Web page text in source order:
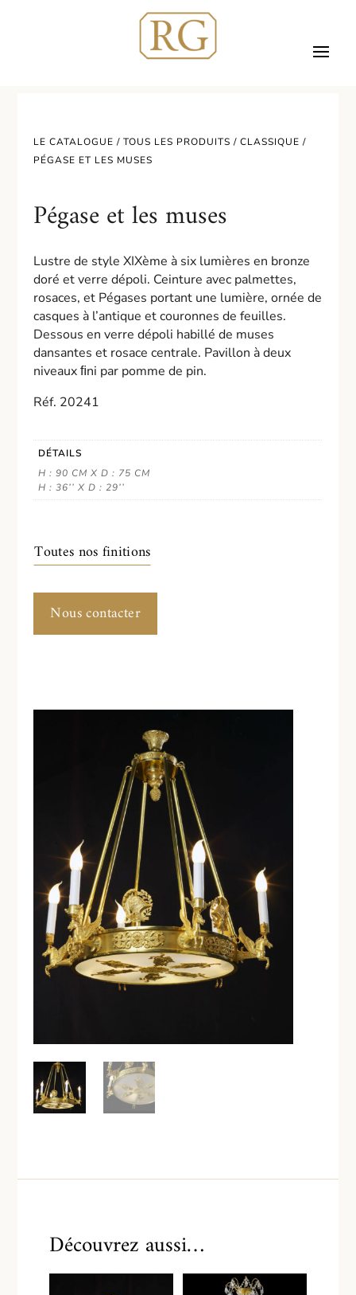
LE CATALOGUE /TOUS LES PRODUITS /CLASSIQUE /
PÉGASE ET LES MUSES
Pégase et les muses
Lustre de style XIXème à six lumières en bronze
doré et verre dépoli. Ceinture avec palmettes,
rosaces, et Pégases portant une lumière, ornée de
casques à l’antique et couronnes de feuilles.
Dessous en verre dépoli habillé de muses
dansantes et rosace centrale. Pavillon à deux
niveaux ﬁni par pomme de pin.
Réf. 20241
DÉTAILS
H : 90 CM X D : 75 CM
H : 36’’ X D : 29’’
Toutes nos finitions
Nous contacter
Découvrez aussi…